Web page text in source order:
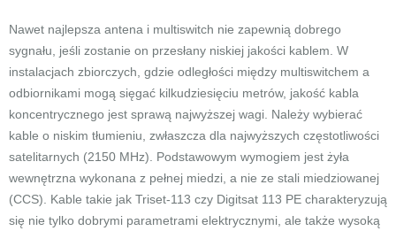
Nawet najlepsza antena i multiswitch nie zapewnią dobrego
sygnału, jeśli zostanie on przesłany niskiej jakości kablem. W
instalacjach zbiorczych, gdzie odległości między multiswitchem a
odbiornikami mogą sięgać kilkudziesięciu metrów, jakość kabla
koncentrycznego jest sprawą najwyższej wagi. Należy wybierać
kable o niskim tłumieniu, zwłaszcza dla najwyższych częstotliwości
satelitarnych (2150 MHz). Podstawowym wymogiem jest żyła
wewnętrzna wykonana z pełnej miedzi, a nie ze stali miedziowanej
(CCS). Kable takie jak Triset-113 czy Digitsat 113 PE charakteryzują
się nie tylko dobrymi parametrami elektrycznymi, ale także wysoką